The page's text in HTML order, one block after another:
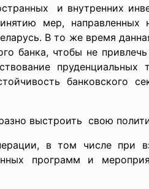
и внутренних
мер, направленных
В то же время
банка, чтобы не
банковского
выстроить свою
в том числе при
программ и